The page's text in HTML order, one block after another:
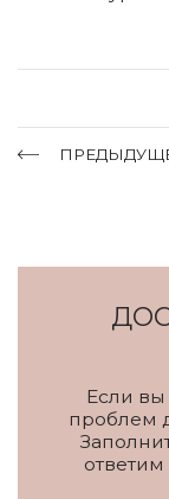
Если
проблем